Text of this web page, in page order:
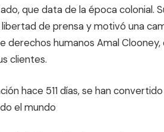
que data de la época colonial.
de prensa y motivó una
derechos humanos Amal
clientes.
hace 511 días, se han
el mundo